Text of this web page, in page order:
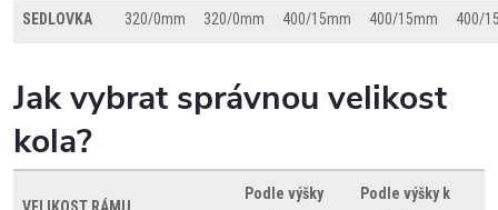
SEDLOVKA 320/0mm 320/0mm 400/15mm 400/15mm 400/
Jak vybrat správnou velikost
kola?
Podle výšky
Podle výšky k